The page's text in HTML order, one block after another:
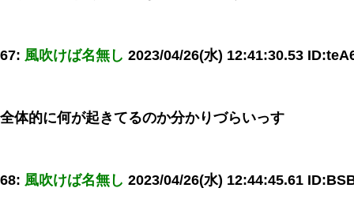
67: 風吹けば名無し 2023/04/26(水) 12:41:30.53
全体的に何が起きてるのか分かりづらいっす
68: 風吹けば名無し 2023/04/26(水) 12:44:45.61